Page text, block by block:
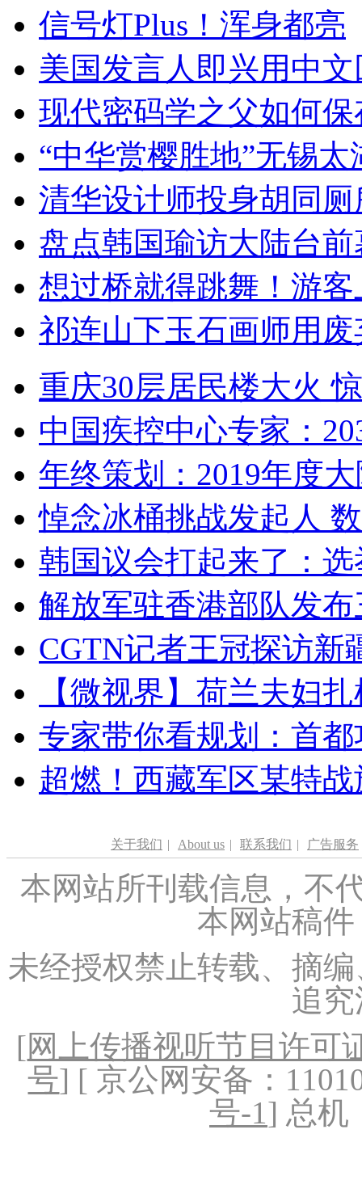
信号灯Plus！浑身都亮
美国发言人即兴用中
现代密码学之父如何
“中华赏樱胜地”无锡
清华设计师投身胡同
盘点韩国瑜访大陆台
想过桥就得跳舞！游客
祁连山下玉石画师用
重庆30层居民楼大火
中国疾控中心专家：
年终策划：2019年度
悼念冰桶挑战发起人
韩国议会打起来了：
解放军驻香港部队发
CGTN记者王冠探访新
【微视界】荷兰夫妇
专家带你看规划：首
超燃！西藏军区某特
关于我们 | About us | 联系我们 | 广告服务
本网站所刊载信息，不
本网站稿
未经授权禁止转载、摘
追
[网上传播视听节目许可
号] [ 京公网安备：
号-1] 总机